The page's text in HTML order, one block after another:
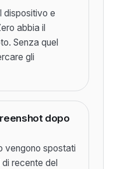
dispositivo e
abbia il
Senza quel
gli
dopo
vengono spostati
recente del